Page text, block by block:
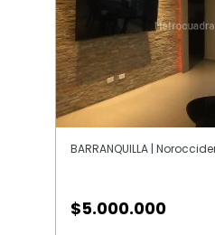
$5.000.000